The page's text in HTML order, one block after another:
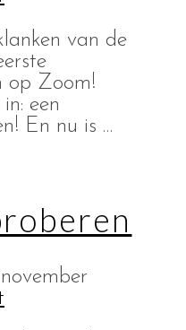
van de
op Zoom!
een
En nu is …